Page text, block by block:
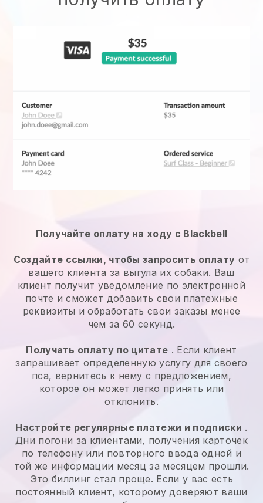
Получайте оплату на ходу с Blackbell
Создайте ссылки, чтобы запросить оплату от
вашего клиента за выгула их собаки. Ваш
клиент получит уведомление по электронной
почте и сможет добавить свои платежные
реквизиты и обработать свои заказы менее
чем за 60 секунд.
Получать оплату по цитате . Если клиент
запрашивает определенную услугу для своего
пса, вернитесь к нему с предложением,
которое он может легко принять или
отклонить.
Настройте регулярные платежи и подписки .
Дни погони за клиентами, получения карточек
по телефону или повторного ввода одной и
той же информации месяц за месяцем прошли.
Это биллинг стал проще. Если у вас есть
постоянный клиент, которому доверяют ваши